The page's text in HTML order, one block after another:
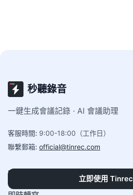
秒聽錄音
一鍵生成會議記錄 · AI 會議助理
客服時間: 9:00-18:00（工作日）
聯繫郵箱: official@tinrec.com
功能 立即使用 Tinrec